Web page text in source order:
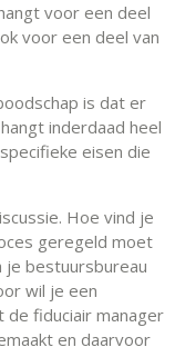
voor een deel
voor een deel van
is dat er
inderdaad heel
eisen die
Hoe vind je
geregeld moet
je bestuursbureau
wil je een
de fiduciair manager
en daarvoor